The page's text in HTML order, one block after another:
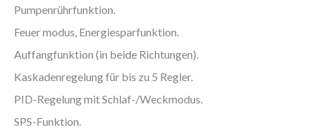
Pumpenrührfunktion.
Feuer modus, Energiesparfunktion.
Auffangfunktion (in beide Richtungen).
Kaskadenregelung für bis zu 5 Regler.
PID-Regelung mit Schlaf-/Weckmodus.
SPS-Funktion.